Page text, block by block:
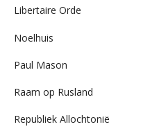
Libertaire Orde
Noelhuis
Paul Mason
Raam op Rusland
Republiek Allochtonië